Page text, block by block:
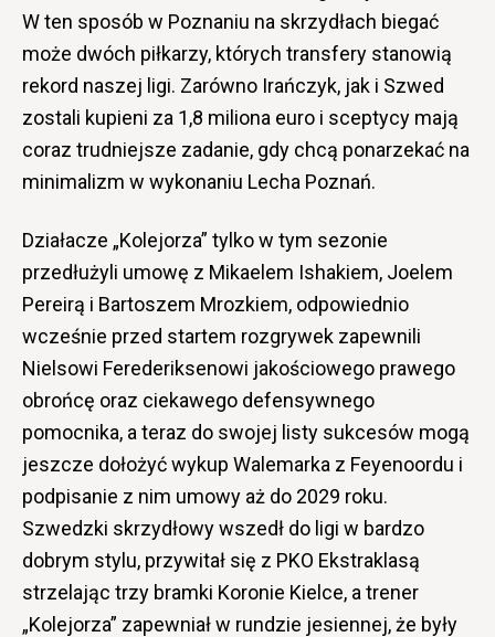
W ten sposób w Poznaniu na skrzydłach biegać
może dwóch piłkarzy, których transfery stanowią
rekord naszej ligi. Zarówno Irańczyk, jak i Szwed
zostali kupieni za 1,8 miliona euro i sceptycy mają
coraz trudniejsze zadanie, gdy chcą ponarzekać na
minimalizm w wykonaniu Lecha Poznań.
Działacze „Kolejorza” tylko w tym sezonie
przedłużyli umowę z Mikaelem Ishakiem, Joelem
Pereirą i Bartoszem Mrozkiem, odpowiednio
wcześnie przed startem rozgrywek zapewnili
Nielsowi Ferederiksenowi jakościowego prawego
obrońcę oraz ciekawego defensywnego
pomocnika, a teraz do swojej listy sukcesów mogą
jeszcze dołożyć wykup Walemarka z Feyenoordu i
podpisanie z nim umowy aż do 2029 roku.
Szwedzki skrzydłowy wszedł do ligi w bardzo
dobrym stylu, przywitał się z PKO Ekstraklasą
strzelając trzy bramki Koronie Kielce, a trener
„Kolejorza” zapewniał w rundzie jesiennej, że były